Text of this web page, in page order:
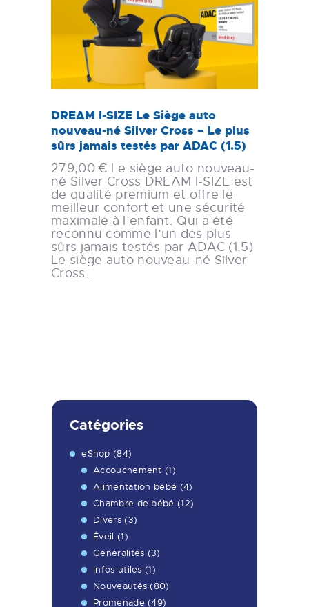
DREAM I-SIZE Le Siège auto
nouveau-né Silver Cross – Le plus
sûrs jamais testés par ADAC (1.5)
279,00 € Le siège auto nouveau-
né Silver Cross DREAM I-SIZE est
de qualité premium et offre le
meilleur confort et une sécurité
maximale à l’enfant. Qui a été
reconnu comme l’un des plus
sûrs jamais testés par ADAC (1.5)
Le siège auto nouveau-né Silver
Cross…
Catégories
eShop (84)
Accouchement (1)
Alimentation bébé (4)
Chambre de bébé (12)
Divers(3)
Éveil (1)
Généralités (3)
Infos utiles (1)
Nouveautés (80)
Promenade (49)